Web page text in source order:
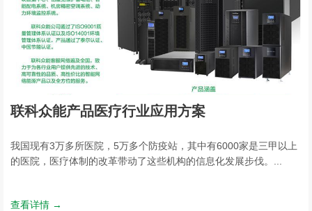
联科众能产品医疗行业应用方案
我国现有3万多所医院，5万多个防疫站，其中有6000家是三甲以上
的医院，医疗体制的改革带动了这些机构的信息化发展步伐。...
查看详情 →